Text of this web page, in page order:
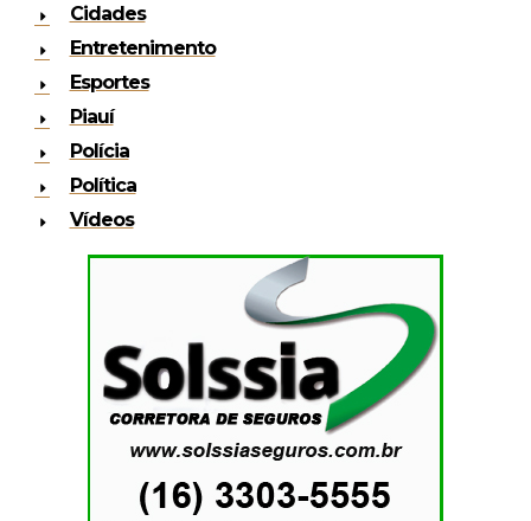
Cidades
Entretenimento
Esportes
Piauí
Polícia
Política
Vídeos